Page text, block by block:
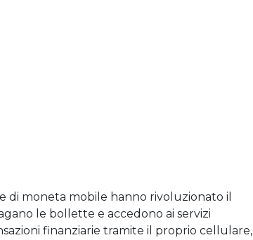
di moneta mobile hanno rivoluzionato il
le bollette e accedono ai servizi
finanziarie tramite il proprio cellulare,